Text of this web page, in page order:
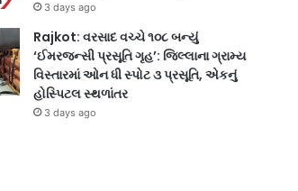
3 days ago
Rajkot: વરસાદ વચ્ચે ૧૦૮ બન્યું
‘ઈમરજન્સી પ્રસૂતિ ગૃહ’: જિલ્લાના ગ્રામ્ય
વિસ્તારમાં ઓન ધી સ્પોટ ૩ પ્રસૂતિ, એકનું
હોસ્પિટલ સ્થળાંતર
3 days ago